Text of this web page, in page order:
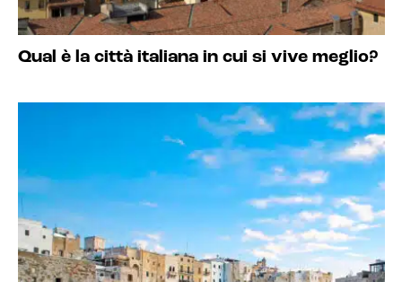
Qual è la città italiana in cui si vive meglio?